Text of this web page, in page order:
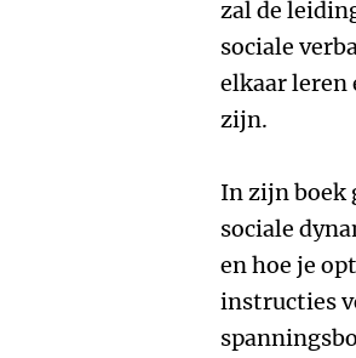
zal de
sociale
elkaar leren
zijn.
In zijn boek
sociale
en hoe je
instructies